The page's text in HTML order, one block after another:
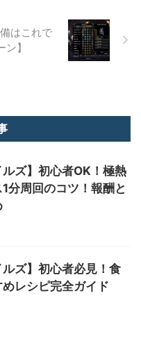
はこれで
】
ルズ】初心者OK！極熱
分周回のコツ！報酬と
ルズ】初心者必見！食
レシピ完全ガイド